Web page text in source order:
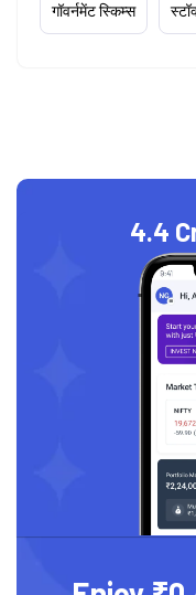
गॉवर्नमेंट स्किम्स
4.4